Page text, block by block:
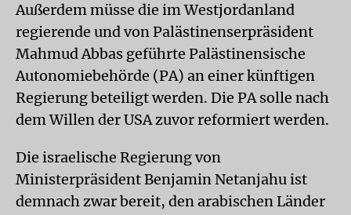
Außerdem müsse die im Westjordanland
regierende und von Palästinenserpräsident
Mahmud Abbas geführte Palästinensische
Autonomiebehörde (PA) an einer künftigen
Regierung beteiligt werden. Die PA solle nach
dem Willen der USA zuvor reformiert werden.
Die israelische Regierung von
Ministerpräsident Benjamin Netanjahu ist
demnach zwar bereit, den arabischen Länder